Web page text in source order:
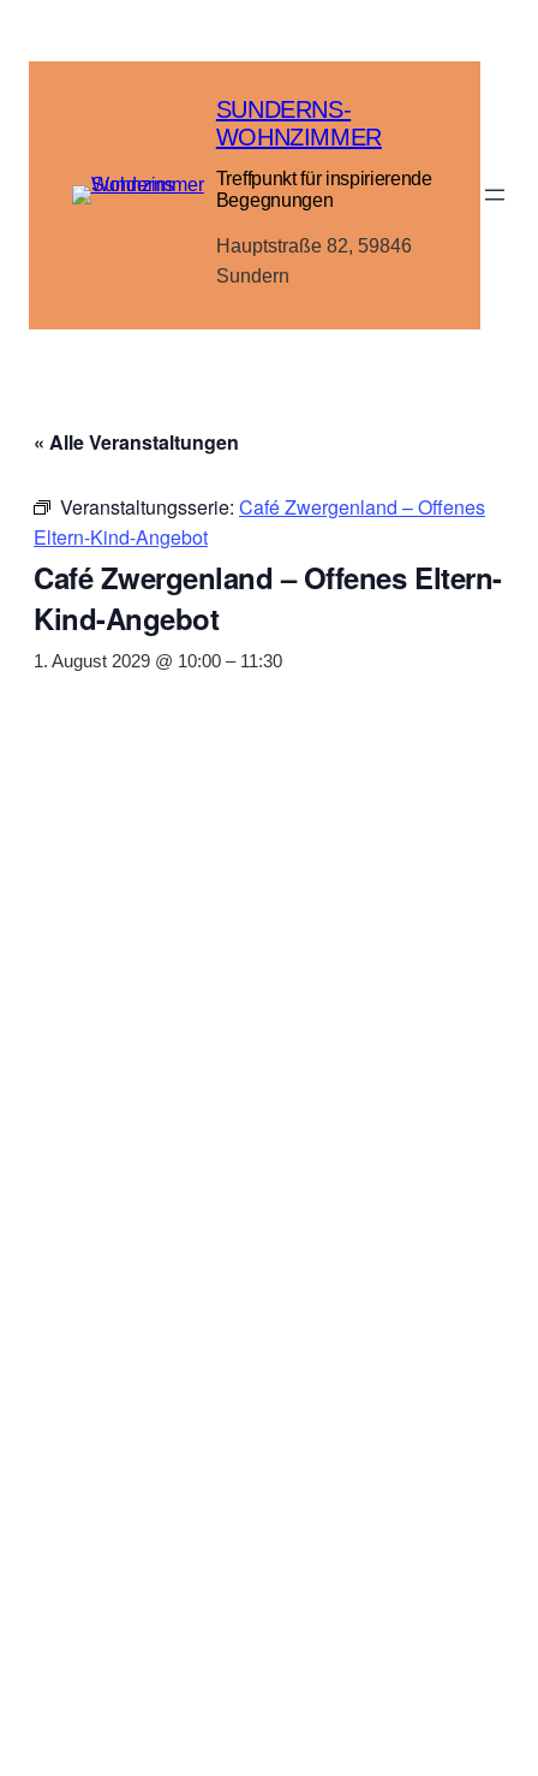
SUNDERNS-
WOHNZIMMER
Treffpunkt für inspirierende
Begegnungen
Hauptstraße 82, 59846
Sundern
« Alle Veranstaltungen
Veranstaltungsserie: Café Zwergenland – Offenes
Eltern-Kind-Angebot
Café Zwergenland – Offenes Eltern-
Kind-Angebot
1. August 2029 @ 10:00 – 11:30